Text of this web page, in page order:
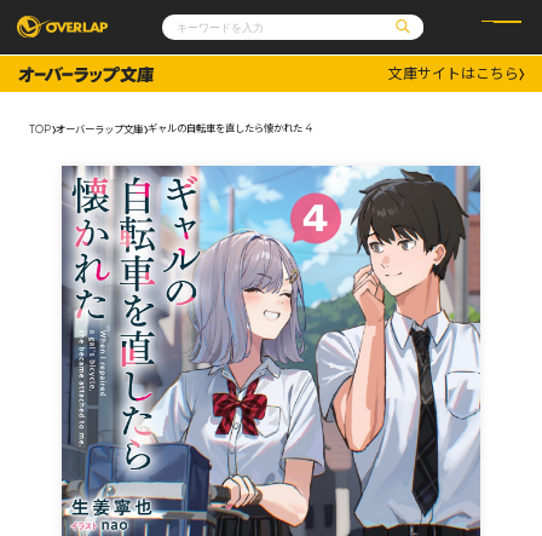
コミックガルド
コミッククリエ
文庫
ノベルス
その他
コミックエッセイ
ポケットモンスター
アニメ
ゲーム
通販・NEWS
OVERLAP STORE
オーバーラップ広報室
企業
会社概要
採用情報
アクセス
オーバーラップホールディングス
お問い合わせはこちら
オーバーラップ文庫
オーバーラップノベルス
オーバーラップノベルスf
文庫サイトはこちら
TOP オーバーラップ文庫 ギャルの自転車を直したら懐かれた 4